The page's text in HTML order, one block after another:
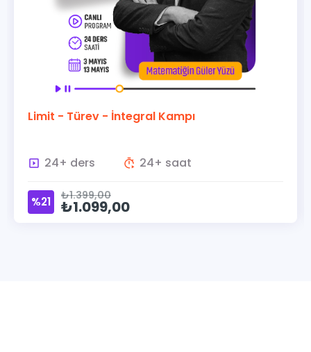
Limit - Türev - İntegral Kampı
24+ ders 24+ saat
₺1.399,00
₺1.099,00
%21